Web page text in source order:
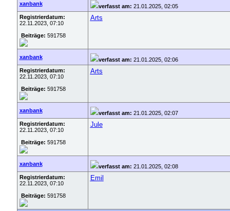
xanbank verfasst am: 21.01.2025, 02:05
Registrierdatum:
22.11.2023, 07:10
Beiträge: 591758
Arts
xanbank verfasst am: 21.01.2025, 02:06
Registrierdatum:
22.11.2023, 07:10
Beiträge: 591758
Arts
xanbank verfasst am: 21.01.2025, 02:07
Registrierdatum:
22.11.2023, 07:10
Beiträge: 591758
Jule
xanbank verfasst am: 21.01.2025, 02:08
Registrierdatum:
22.11.2023, 07:10
Beiträge: 591758
Emil